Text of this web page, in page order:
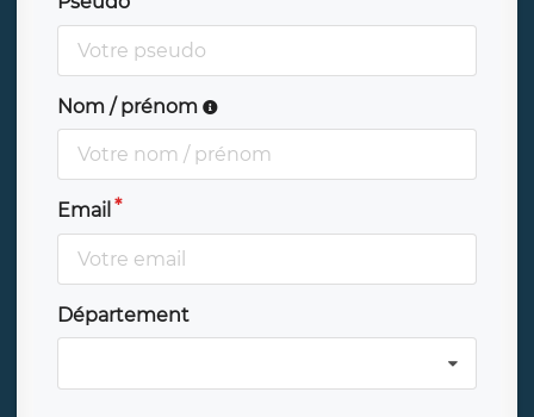
Nom / prénom
Email
Département